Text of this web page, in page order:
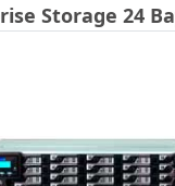
Storage 24